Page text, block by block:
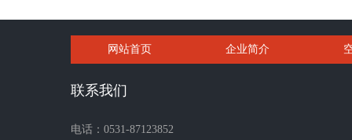
网站首页 企业简介
联系我们
电话：0531-87123852